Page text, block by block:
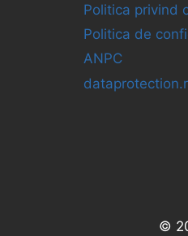
Politica privind
Politica de
ANPC
©